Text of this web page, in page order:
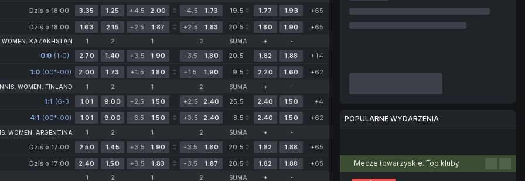
Dziś o 18:00 3.35 1.25 +4.5 2.00 -4.5 1.73 19.5 1.77 1.93
+65
Dziś o 18:00 1.63 2.15 -2.5 1.87 +2.5 1.83 20.5 1.80 1.90 +65
WOMEN. KAZAKHSTAN 1 2 1 2 SUMA + -
0:0 (1-0) 2.70 1.40 +3.5 1.90 -3.5 1.80 20.5 1.82 1.88
+14
1:0 (00*-00) 2.00 1.73 +1.5 1.80 -1.5 1.90 9.5 2.20 1.60 +62
WOMEN. FINLAND 1 2 1 2 SUMA + -
1:1 (6-3
4-1)
1.01 9.00 -2.5 1.50 +2.5 2.40 25.5 2.40 1.50
+4
4:1 (00*-00) 1.01 9.00 -3.5 1.50 +3.5 2.40 8.5 2.40 1.50 +62
WOMEN. ARGENTINA 1 2 1 2 SUMA + -
Dziś o 17:00 2.50 1.45 +3.5 1.90 -3.5 1.80 20.5 1.82 1.88
+65
Dziś o 17:00 2.40 1.50 +3.5 1.83 -3.5 1.87 20.5 1.82 1.88 +65
1 2 1 2 SUMA + -
POPULARNE WYDARZENIA
Mecze towarzyskie. Top kluby
C / Hewitt D
A / Sahdiieva A